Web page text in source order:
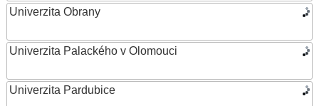
Univerzita Obrany
Univerzita Palackého v Olomouci
Univerzita Pardubice